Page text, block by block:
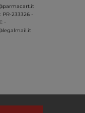
PR-233326 -
-